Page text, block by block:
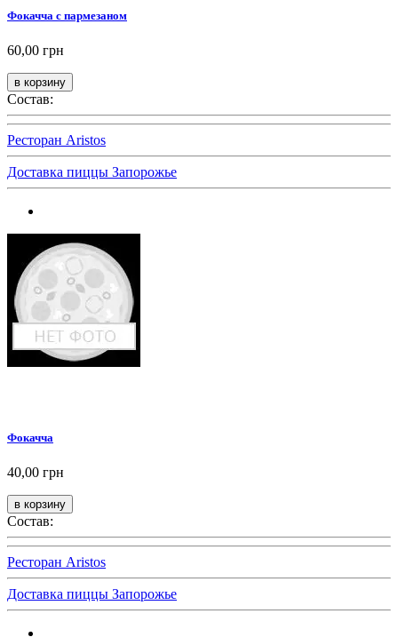
Фокачча с пармезаном
60,00 грн
Состав:
Ресторан Aristos
Доставка пиццы Запорожье
Фокачча
40,00 грн
Состав:
Ресторан Aristos
Доставка пиццы Запорожье